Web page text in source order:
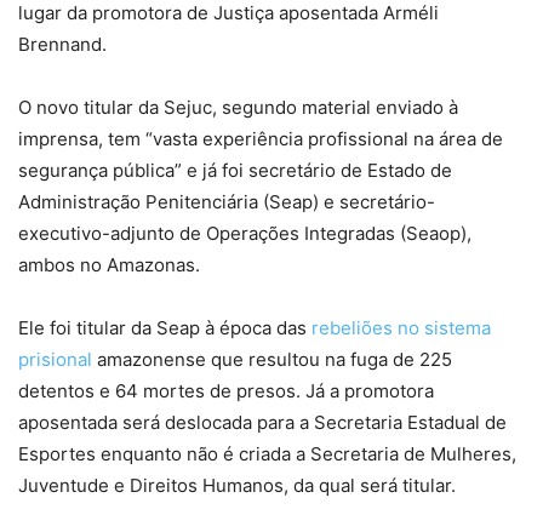
lugar da promotora de Justiça aposentada Arméli
Brennand.
O novo titular da Sejuc, segundo material enviado à
imprensa, tem “vasta experiência profissional na área de
segurança pública” e já foi secretário de Estado de
Administração Penitenciária (Seap) e secretário-
executivo-adjunto de Operações Integradas (Seaop),
ambos no Amazonas.
Ele foi titular da Seap à época das rebeliões no sistema
prisional amazonense que resultou na fuga de 225
detentos e 64 mortes de presos. Já a promotora
aposentada será deslocada para a Secretaria Estadual de
Esportes enquanto não é criada a Secretaria de Mulheres,
Juventude e Direitos Humanos, da qual será titular.